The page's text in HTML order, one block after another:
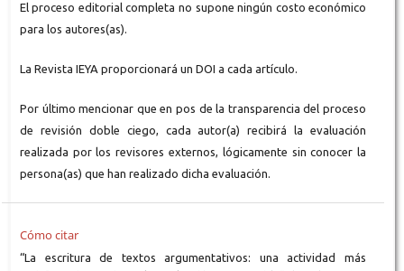
El proceso editorial completa no supone ningún costo económico
para los autores(as).
La Revista IEYA proporcionará un DOI a cada artículo.
Por último mencionar que en pos de la transparencia del proceso
de revisión doble ciego, cada autor(a) recibirá la evaluación
realizada por los revisores externos, lógicamente sin conocer la
persona(as) que han realizado dicha evaluación.
Cómo citar
“La escritura de textos argumentativos: una actividad más